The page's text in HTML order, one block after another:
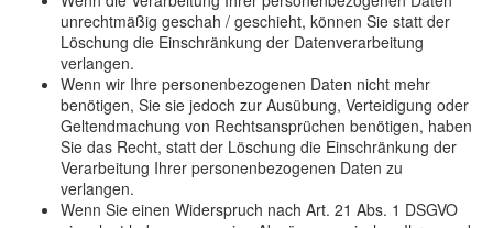
unrechtmäßig geschah / geschieht, können Sie statt der
Löschung die Einschränkung der Datenverarbeitung
verlangen.
Wenn wir Ihre personenbezogenen Daten nicht mehr
benötigen, Sie sie jedoch zur Ausübung, Verteidigung oder
Geltendmachung von Rechtsansprüchen benötigen, haben
Sie das Recht, statt der Löschung die Einschränkung der
Verarbeitung Ihrer personenbezogenen Daten zu
verlangen.
Wenn Sie einen Widerspruch nach Art. 21 Abs. 1 DSGVO